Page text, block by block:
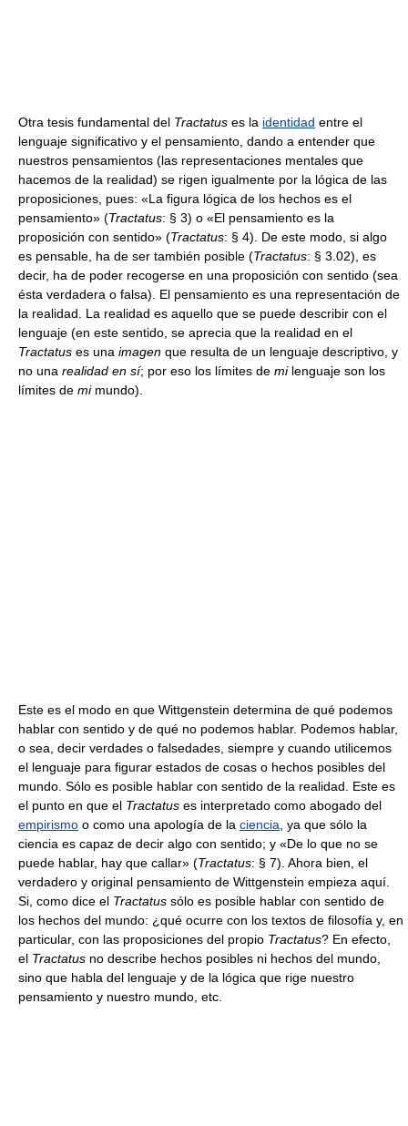
Otra tesis fundamental del Tractatus es la identidad entre el
lenguaje significativo y el pensamiento, dando a entender que
nuestros pensamientos (las representaciones mentales que
hacemos de la realidad) se rigen igualmente por la lógica de las
proposiciones, pues: «La figura lógica de los hechos es el
pensamiento» (Tractatus: § 3) o «El pensamiento es la
proposición con sentido» (Tractatus: § 4). De este modo, si algo
es pensable, ha de ser también posible (Tractatus: § 3.02), es
decir, ha de poder recogerse en una proposición con sentido (sea
ésta verdadera o falsa). El pensamiento es una representación de
la realidad. La realidad es aquello que se puede describir con el
lenguaje (en este sentido, se aprecia que la realidad en el
Tractatus es una imagen que resulta de un lenguaje descriptivo, y
no una realidad en sí; por eso los límites de milenguaje son los
límites de mimundo).
Este es el modo en que Wittgenstein determina de qué podemos
hablar con sentido y de qué no podemos hablar. Podemos hablar,
o sea, decir verdades o falsedades, siempre y cuando utilicemos
el lenguaje para figurar estados de cosas o hechos posibles del
mundo. Sólo es posible hablar con sentido de la realidad. Este es
el punto en que el Tractatus es interpretado como abogado del
empirismo o como una apología de la ciencia , ya que sólo la
ciencia es capaz de decir algo con sentido; y «De lo que no se
puede hablar, hay que callar» (Tractatus: § 7). Ahora bien, el
verdadero y original pensamiento de Wittgenstein empieza aquí.
Si, como dice el Tractatus sólo es posible hablar con sentido de
los hechos del mundo: ¿qué ocurre con los textos de filosofía y, en
particular, con las proposiciones del propio Tractatus? En efecto,
el Tractatus no describe hechos posibles ni hechos del mundo,
sino que habla del lenguaje y de la lógica que rige nuestro
pensamiento y nuestro mundo, etc.